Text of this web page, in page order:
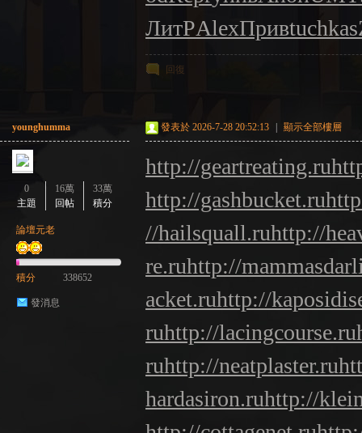
ЛитРAlexПривtuchkas
回復
younghumma
0
主題
16萬
回帖
33萬
積分
論壇元老
積分 338652
發消息
發表於 2026-7-28 20:52:13 顯示全部樓層
http://geartreating.ru
http://gashbucket.ru
//hailsquall.ruhttp://
re.ruhttp://
acket.ruhttp://
ruhttp://lacingcourse.ru
ruhttp://neatplaster.ru
hardasiron.ruhttp://